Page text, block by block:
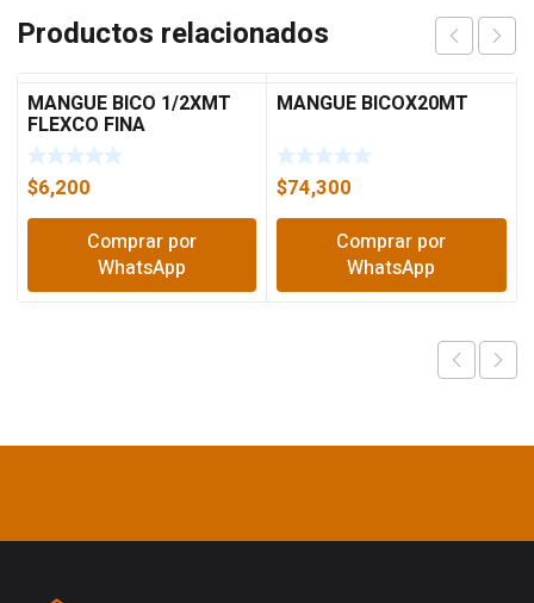
Productos relacionados
MANGUE BICO 1/2XMT
FLEXCO FINA
$6,200
Comprar por
WhatsApp
MANGUE BICOX20MT
$74,300
Comprar por
WhatsApp